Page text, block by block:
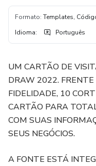
Formato: Templates,
Idioma: Português
UM CARTÃO DE
DRAW 2022. FRENTE
FIDELIDADE, 10
CARTÃO PARA
COM SUAS
SEUS NEGÓCIOS.
A FONTE ESTÁ